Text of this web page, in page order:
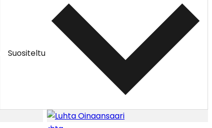
Suositeltu